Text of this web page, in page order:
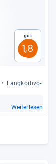
Gut
1,8
Fang­korb­vo­
Weiterlesen